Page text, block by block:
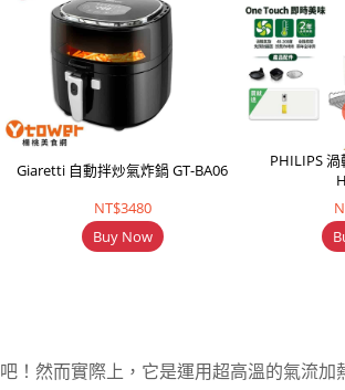
Giaretti 自動拌炒氣炸鍋 GT-BA06
NT$3480
Buy Now
PHILIPS
！然而實際上，它是運用超高溫的氣流加